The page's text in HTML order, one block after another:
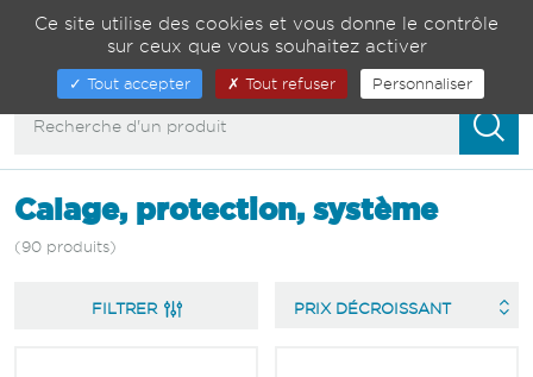
04 75 82 01 23
Afficher/masquer
navigation
Calage, protection, système
(90 produits)
FILTRER
Ce site utilise des cookies et vous donne le contrôle
sur ceux que vous souhaitez activer
Tout accepter Tout refuser Personnaliser